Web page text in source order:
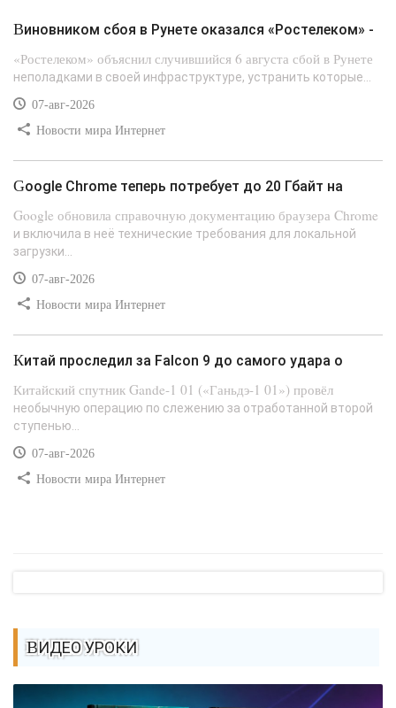
Виновником сбоя в Рунете оказался «Ростелеком» -
«Ростелеком» объяснил случившийся 6 августа сбой в Рунете
неполадками в своей инфраструктуре, устранить которые...
07-авг-2026
Новости мира Интернет
Google Chrome теперь потребует до 20 Гбайт на
Google обновила справочную документацию браузера Chrome
и включила в неё технические требования для локальной
загрузки...
07-авг-2026
Новости мира Интернет
Китай проследил за Falcon 9 до самого удара о
Китайский спутник Gande-1 01 («Ганьдэ-1 01») провёл
необычную операцию по слежению за отработанной второй
ступенью...
07-авг-2026
Новости мира Интернет
ВИДЕО УРОКИ